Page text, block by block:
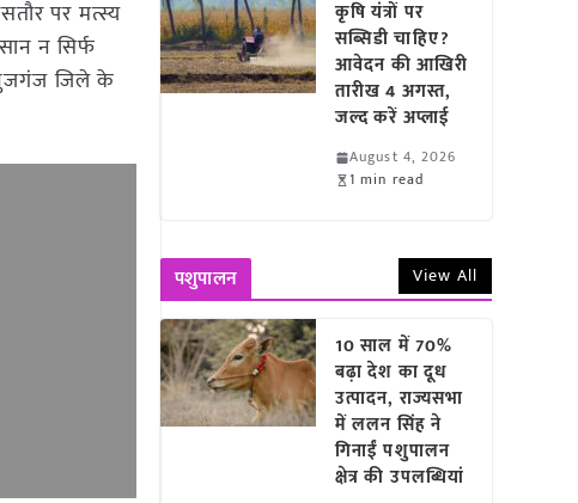
पर मत्स्य
न सिर्फ
जिले के
कृषि यंत्रों पर
सब्सिडी चाहिए?
आवेदन की आखिरी
तारीख 4 अगस्त,
जल्द करें अप्लाई
August 4, 2026
1 min read
पशुपालन View All
10 साल में 70%
बढ़ा देश का दूध
उत्पादन, राज्यसभा
में ललन सिंह ने
गिनाईं पशुपालन
क्षेत्र की उपलब्धियां